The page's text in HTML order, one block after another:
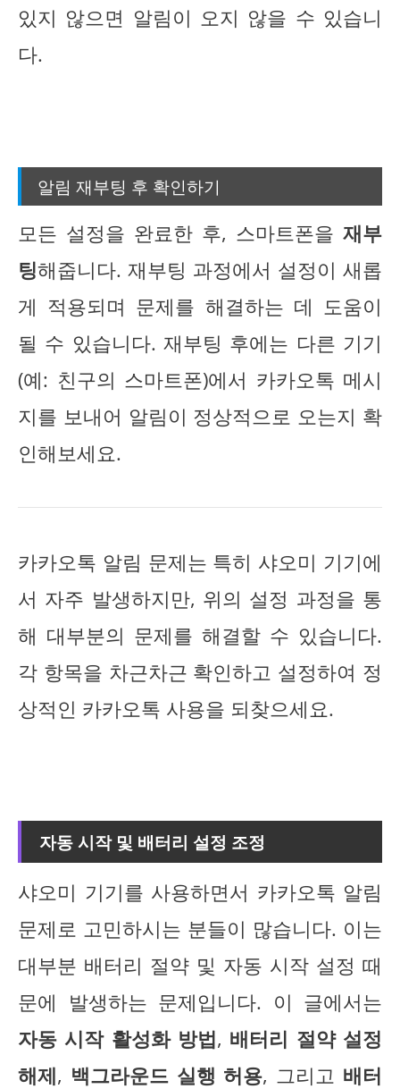
있지 않으면 알림이 오지 않을 수 있습니
다.
알림 재부팅 후 확인하기
모든 설정을 완료한 후, 스마트폰을 재부
팅해줍니다. 재부팅 과정에서 설정이 새롭
게 적용되며 문제를 해결하는 데 도움이
될 수 있습니다. 재부팅 후에는 다른 기기
(예: 친구의 스마트폰)에서 카카오톡 메시
지를 보내어 알림이 정상적으로 오는지 확
인해보세요.
카카오톡 알림 문제는 특히 샤오미 기기에
서 자주 발생하지만, 위의 설정 과정을 통
해 대부분의 문제를 해결할 수 있습니다.
각 항목을 차근차근 확인하고 설정하여 정
상적인 카카오톡 사용을 되찾으세요.
자동 시작 및 배터리 설정 조정
샤오미 기기를 사용하면서 카카오톡 알림
문제로 고민하시는 분들이 많습니다. 이는
대부분 배터리 절약 및 자동 시작 설정 때
문에 발생하는 문제입니다. 이 글에서는
자동 시작 활성화 방법, 배터리 절약 설정
해제, 백그라운드 실행 허용, 그리고 배터